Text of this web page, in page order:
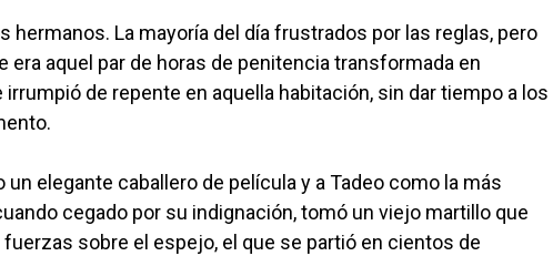
La mayoría del día frustrados por las reglas, pero
era aquel par de horas de penitencia transformada en
de repente en aquella habitación, sin dar tiempo a los
elegante caballero de película y a Tadeo como la más
cegado por su indignación, tomó un viejo martillo que
sobre el espejo, el que se partió en cientos de